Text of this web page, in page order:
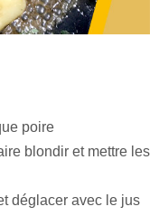
poire
blondir et mettre les
déglacer avec le jus